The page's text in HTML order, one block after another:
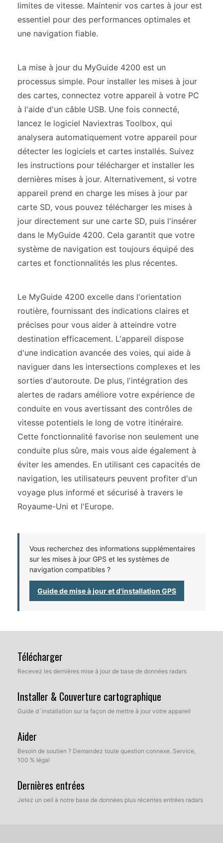
limites de vitesse. Maintenir vos cartes à jour est
essentiel pour des performances optimales et
une navigation fiable.
La mise à jour du MyGuide 4200 est un
processus simple. Pour installer les mises à jour
des cartes, connectez votre appareil à votre PC
à l'aide d'un câble USB. Une fois connecté,
lancez le logiciel Naviextras Toolbox, qui
analysera automatiquement votre appareil pour
détecter les logiciels et cartes installés. Suivez
les instructions pour télécharger et installer les
dernières mises à jour. Alternativement, si votre
appareil prend en charge les mises à jour par
carte SD, vous pouvez télécharger les mises à
jour directement sur une carte SD, puis l'insérer
dans le MyGuide 4200. Cela garantit que votre
système de navigation est toujours équipé des
cartes et fonctionnalités les plus récentes.
Le MyGuide 4200 excelle dans l'orientation
routière, fournissant des indications claires et
précises pour vous aider à atteindre votre
destination efficacement. L'appareil dispose
d'une indication avancée des voies, qui aide à
naviguer dans les intersections complexes et les
sorties d'autoroute. De plus, l'intégration des
alertes de radars améliore votre expérience de
conduite en vous avertissant des contrôles de
vitesse potentiels le long de votre itinéraire.
Cette fonctionnalité favorise non seulement une
conduite plus sûre, mais vous aide également à
éviter les amendes. En utilisant ces capacités de
navigation, les utilisateurs peuvent profiter d'un
voyage plus informé et sécurisé à travers le
Royaume-Uni et l'Europe.
Vous recherchez des informations supplémentaires
sur les mises à jour GPS et les systèmes de
navigation compatibles ?
Guide de mise à jour et d'installation GPS
Télécharger
Recevez les dernières mise à jour de base de données radars
Installer & Couverture cartographique
Guide d´installation sur la façon de mettre à jour votre appareil
Aider
Besoin de soutien ? Demandez toute question connexe. Service,
100 % légal
Dernières entrées
Jetez un oeil à notre base de données plus récentes entrées radars